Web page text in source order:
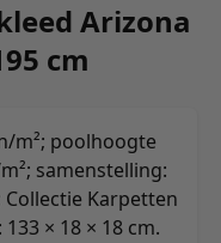
Arizona
cm
m²; poolhoogte
samenstelling:
Karpetten
× 18 × 18 cm.